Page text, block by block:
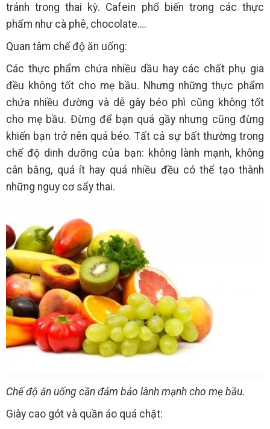
tránh trong thai kỳ. Cafein phổ biến trong các thực
phẩm như cà phê, chocolate….
Quan tâm chế độ ăn uống:
Các thực phẩm chứa nhiều dầu hay các chất phụ gia
đều không tốt cho mẹ bầu. Nhưng những thực phẩm
chứa nhiều đường và dễ gây béo phì cũng không tốt
cho mẹ bầu. Đừng để bạn quá gầy nhưng cũng đừng
khiến bạn trở nên quá béo. Tất cả sự bất thường trong
chế độ dinh dưỡng của bạn: không lành mạnh, không
cân bằng, quá ít hay quá nhiều đều có thể tạo thành
những nguy cơ sẩy thai.
Chế độ ăn uống cần đảm bảo lành mạnh cho mẹ bầu.
Giày cao gót và quần áo quá chật: